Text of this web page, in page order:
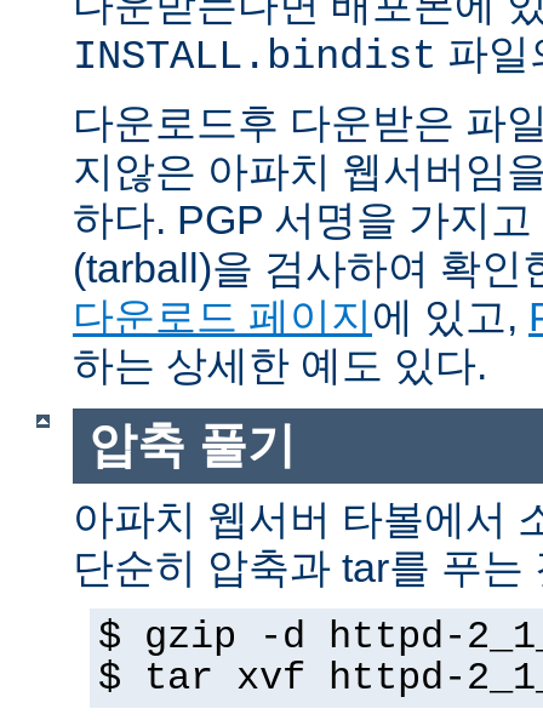
INSTALL.bindist 파일
다운로드후 다운받은 파
지않은 아파치 웹서버임
하다. PGP 서명을 가지
(tarball)을 검사하여 확인
다운로드 페이지 에 있고,
하는 상세한 예도 있다.
압축 풀기
아파치 웹서버 타볼에서
단순히 압축과 tar를 푸는
$ gzip -d httpd-
$ tar xvf httpd-